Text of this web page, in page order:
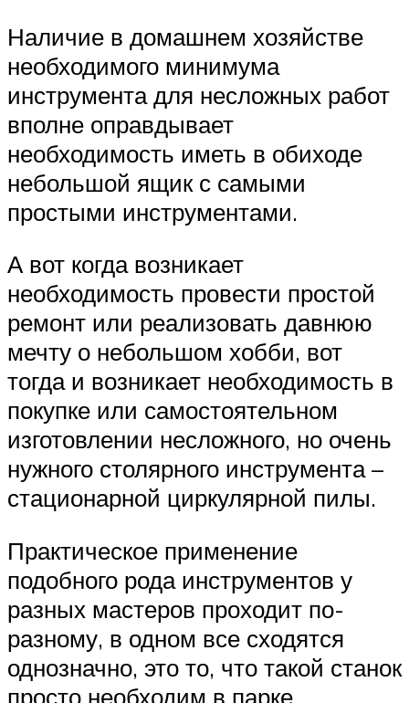
Наличие в домашнем хозяйстве
необходимого минимума
инструмента для несложных работ
вполне оправдывает
необходимость иметь в обиходе
небольшой ящик с самыми
простыми инструментами.
А вот когда возникает
необходимость провести простой
ремонт или реализовать давнюю
мечту о небольшом хобби, вот
тогда и возникает необходимость в
покупке или самостоятельном
изготовлении несложного, но очень
нужного столярного инструмента –
стационарной циркулярной пилы.
Практическое применение
подобного рода инструментов у
разных мастеров проходит по-
разному, в одном все сходятся
однозначно, это то, что такой станок
просто необходим в парке